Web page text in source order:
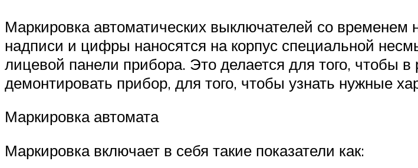
Маркировка автоматических выключателей со
надписи и цифры наносятся на корпус специальной
лицевой панели прибора. Это делается для того, чтобы
демонтировать прибор, для того, чтобы узнать нужные
Маркировка автомата
Маркировка включает в себя такие показатели как: